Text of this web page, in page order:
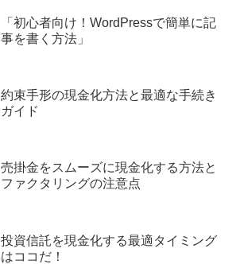
「初心者向け！WordPressで簡単に記
事を書く方法」
約束手形の現金化方法と最適な手続き
ガイド
売掛金をスムーズに現金化する方法と
ファクタリングの注意点
投資信託を現金化する最適タイミング
はココだ！